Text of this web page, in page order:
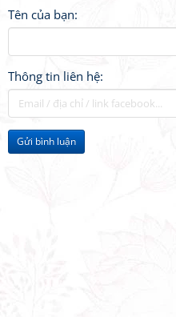
Tên của bạn:
Thông tin liên hệ:
Gửi bình luận